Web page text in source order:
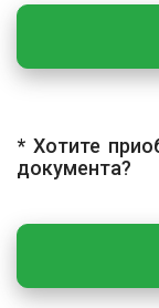
производят
разрешается
заполнения
* Хотите
документа?